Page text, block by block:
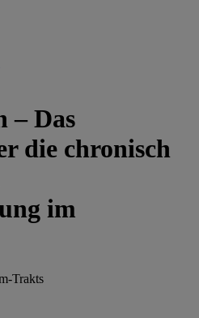
– Das
die chronisch
im
Trakts